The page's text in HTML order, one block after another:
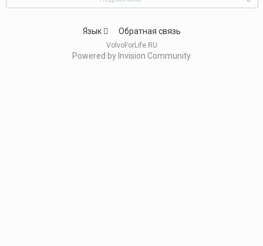
Язык Обратная связь
VolvoForLife.RU
Powered by Invision Community